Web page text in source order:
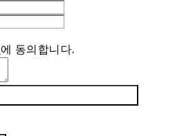
에 동의합니다.